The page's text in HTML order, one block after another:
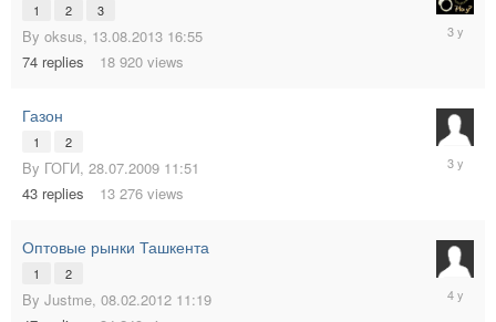
1 2 3
By oksus, 13.08.2013 16:55
74 replies 18 920 views
11:37
Газон
1 2
By ГОГИ, 28.07.2009 11:51
43 replies 13 276 views
19:30
Оптовые рынки Ташкента
1 2
By Justme, 08.02.2012 11:19
13:57